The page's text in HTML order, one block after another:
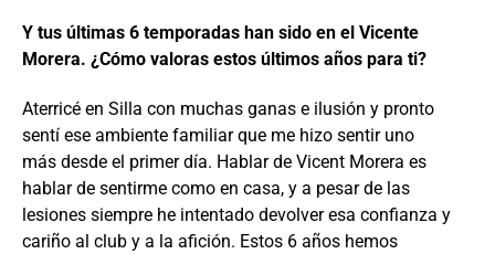
Y tus últimas 6 temporadas han sido en el Vicente
Morera. ¿Cómo valoras estos últimos años para ti?
Aterricé en Silla con muchas ganas e ilusión y pronto
sentí ese ambiente familiar que me hizo sentir uno
más desde el primer día. Hablar de Vicent Morera es
hablar de sentirme como en casa, y a pesar de las
lesiones siempre he intentado devolver esa confianza y
cariño al club y a la afición. Estos 6 años hemos